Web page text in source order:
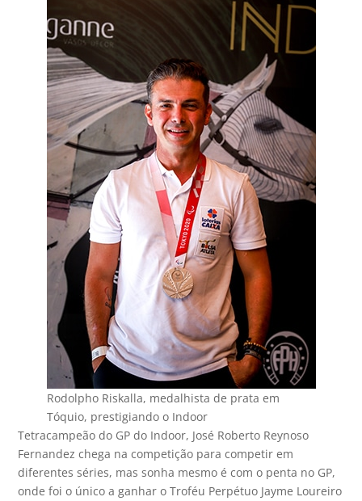
Rodolpho Riskalla, medalhista de prata em
Tóquio, prestigiando o Indoor
Tetracampeão do GP do Indoor, José Roberto Reynoso
Fernandez chega na competição para competir em
diferentes séries, mas sonha mesmo é com o penta no GP,
onde foi o único a ganhar o Troféu Perpétuo Jayme Loureiro